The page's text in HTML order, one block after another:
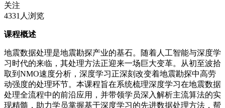
关注
4331人浏览
课程概述
地震数据处理是地震勘探产业的基石。随着人工智能与深度学
习时代的来临，其处理方法正迎来一场巨大变革。从初至波拾
取到NMO速度分析，深度学习正深刻改变着地震勘探中高劳
动强度的处理环节。本课程旨在系统梳理深度学习在地震数据
处理全流程中的前沿应用，并带领学员深入解析主流算法的实
现精髓，助力学员掌握基于深度学习的先进数据处理方法，帮